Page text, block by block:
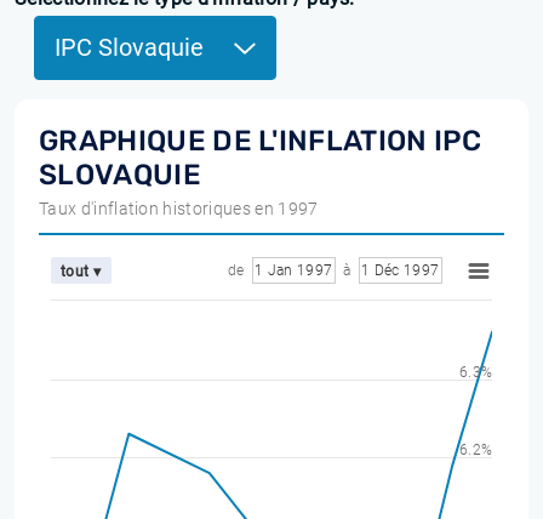
IPC Slovaquie
GRAPHIQUE DE L'INFLATION IPC
SLOVAQUIE
Taux d'inflation historiques en 1997
tout ▾ de 1 Jan 1997 à 1 Déc 1997
6.2%
6.3%